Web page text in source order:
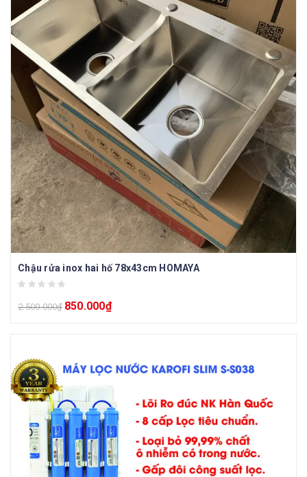
Chậu rửa inox hai hố 78x43cm HOMAYA
2.500.000₫ 850.000₫